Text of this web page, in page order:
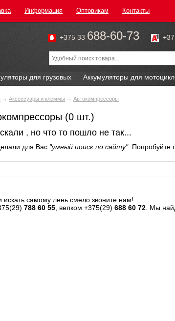
Информация Оптовикам Контакты
+375 33 688-60-73
для грузовых Аккумуляторы для
→ Аксессуары и клеммы → Автокомпрессоры
(0 шт.)
, но что то пошло не так...
для Вас "умный поиск по сайту". Попробуйте
искать самому лень смело звоните нам!
788 60 55 , велком +375(29) 688 60 72 . Мы